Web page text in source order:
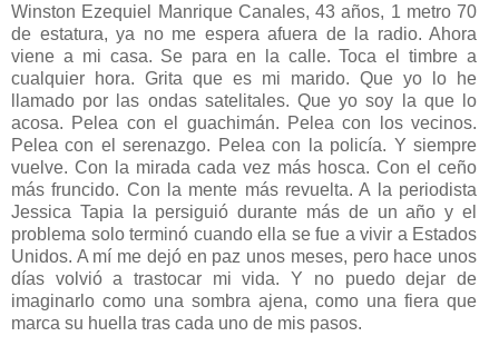
Winston Ezequiel Manrique Canales, 43 años, 1 metro 70
de estatura, ya no me espera afuera de la radio. Ahora
viene a mi casa. Se para en la calle. Toca el timbre a
cualquier hora. Grita que es mi marido. Que yo lo he
llamado por las ondas satelitales. Que yo soy la que lo
acosa. Pelea con el guachimán. Pelea con los vecinos.
Pelea con el serenazgo. Pelea con la policía. Y siempre
vuelve. Con la mirada cada vez más hosca. Con el ceño
más fruncido. Con la mente más revuelta. A la periodista
Jessica Tapia la persiguió durante más de un año y el
problema solo terminó cuando ella se fue a vivir a Estados
Unidos. A mí me dejó en paz unos meses, pero hace unos
días volvió a trastocar mi vida. Y no puedo dejar de
imaginarlo como una sombra ajena, como una fiera que
marca su huella tras cada uno de mis pasos.